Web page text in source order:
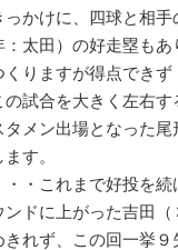
っかけに、四球と相
：太田）の好走塁も
りますが得点できず
試合を大きく左右す
タメン出場となった
す。
・・これまで好投を
ンドに上がった吉田
れず、この回一挙９